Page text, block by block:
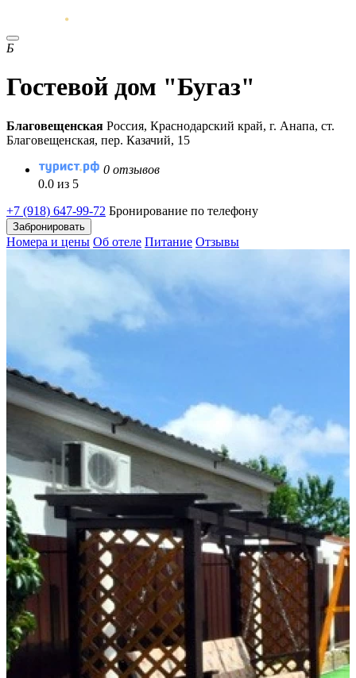
Б
Гостевой дом "Бугаз"
Благовещенская Россия, Краснодарский край, г. Анапа, ст.
Благовещенская, пер. Казачий, 15
0 отзывов
0.0 из 5
+7 (918) 647-99-72 Бронирование по телефону
Забронировать
Номера и цены Об отеле Питание Отзывы